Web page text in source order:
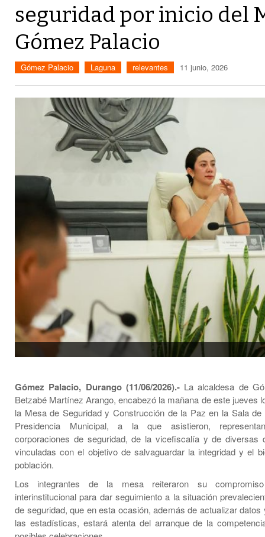
seguridad por inicio del
Gómez Palacio
Gómez Palacio Laguna relevantes 11 junio, 2026
Gómez Palacio, Durango (11/06/2026).-La alcaldesa de
Betzabé Martínez Arango, encabezó la mañana de este jueves
la Mesa de Seguridad y Construcción de la Paz en la Sala de
Presidencia Municipal, a la que asistieron,
corporaciones de seguridad, de la vicefiscalía y de diversas
vinculadas con el objetivo de salvaguardar la integridad y el
población.
Los integrantes de la mesa reiteraron su
interinstitucional para dar seguimiento a la situación
de seguridad, que en esta ocasión, además de actualizar
las estadísticas, estará atenta del arranque de la